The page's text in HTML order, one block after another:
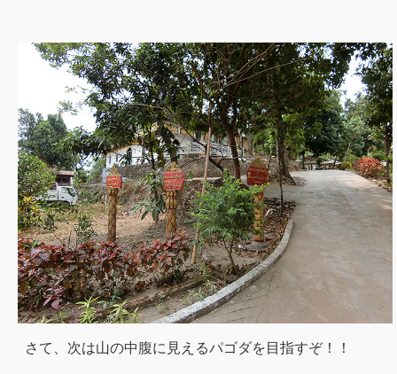
さて、次は山の中腹に見えるパゴダを目指すぞ！！